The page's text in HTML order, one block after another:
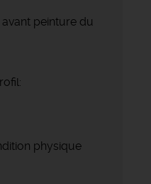
peinture du
physique